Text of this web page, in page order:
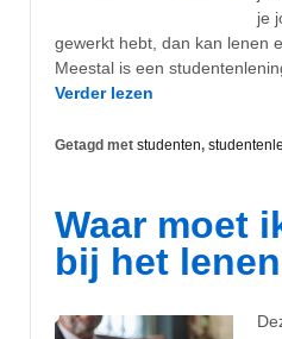
je
gewerkt hebt, dan kan lenen
Meestal is een
Verder lezen
Getagd met studenten,
Waar moet
bij het